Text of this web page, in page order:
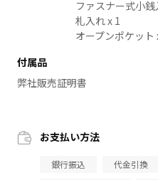
ファスナー式小銭
札入れ x 1
オープンポケット
付属品
弊社販売証明書
お支払い方法
銀行振込 代金引換